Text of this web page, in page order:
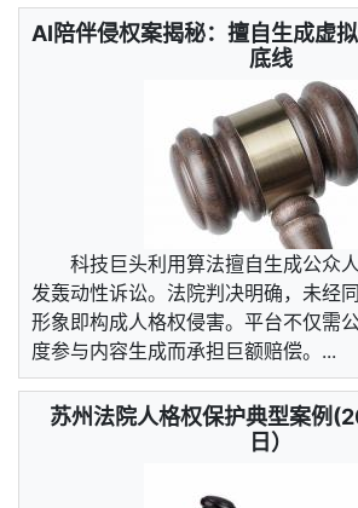
AI陪伴侵权案揭秘：擅自生成虚
底线
科技巨头利用算法擅自生成公众
发轰动性诉讼。法院判决明确，未经
形象即构成人格权侵害。平台不仅需
度参与内容生成而承担巨额赔偿。...
苏州法院人格权保护典型案例
日）